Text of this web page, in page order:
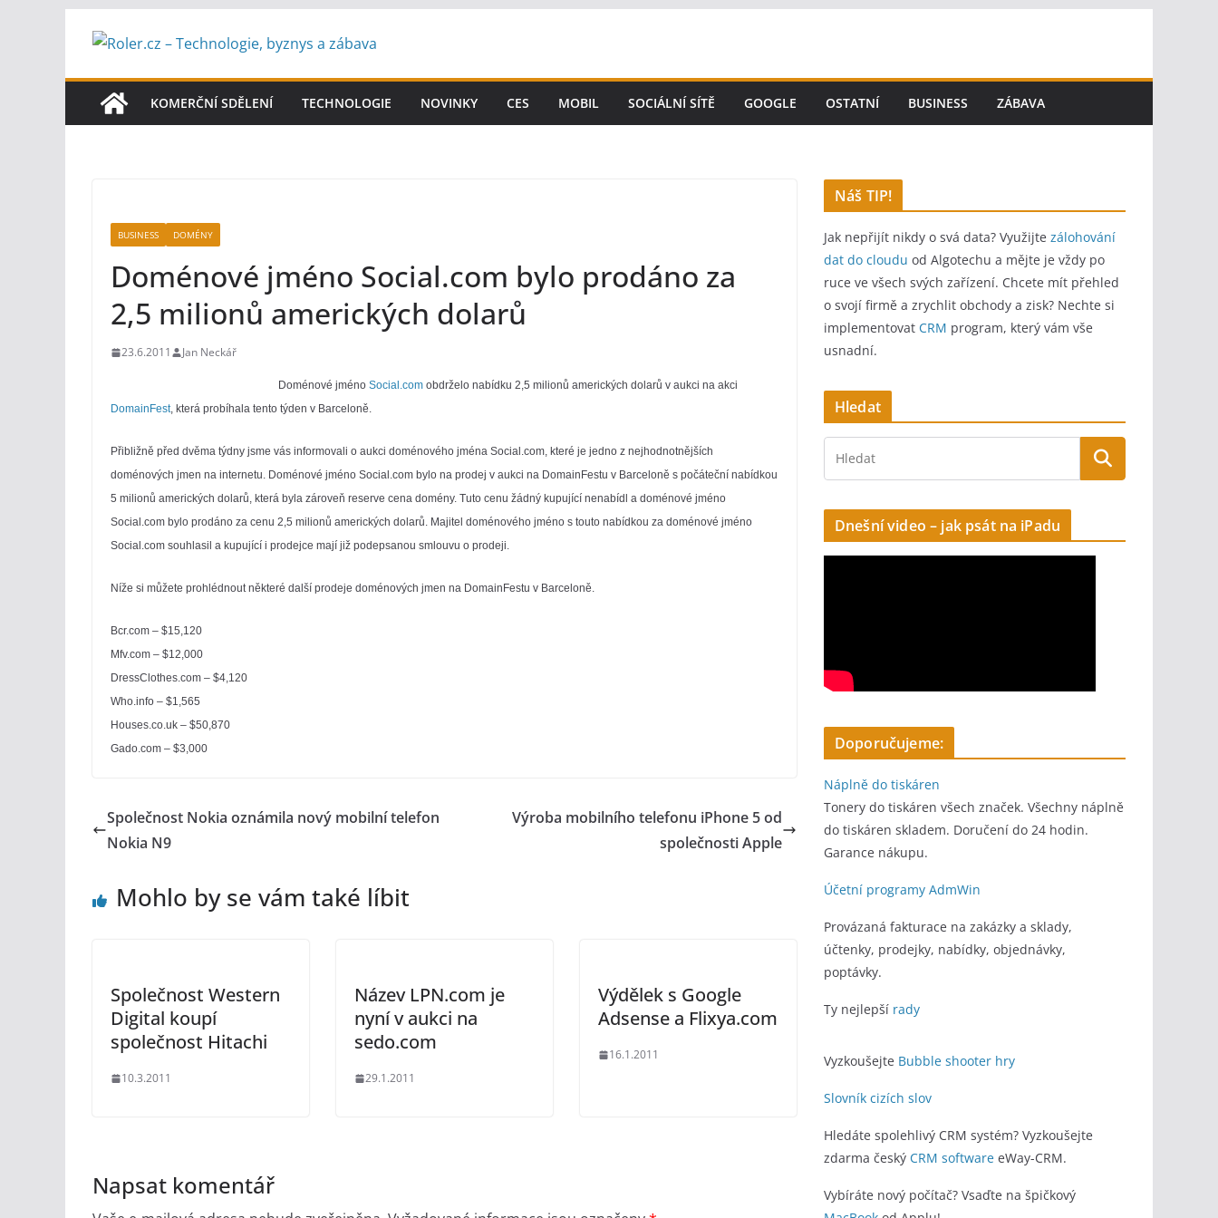
KOMERČNÍ SDĚLENÍ TECHNOLOGIE NOVINKY CES MOBIL SOCIÁLNÍ SÍTĚ GOOGLE OSTATNÍ BUSINESS ZÁBAVA
BUSINESS DOMÉNY
Doménové jméno Social.com bylo prodáno za
2,5 milionů amerických dolarů
23.6.2011 Jan Neckář
Doménové jméno Social.com obdrželo nabídku 2,5 milionů amerických dolarů v aukci na akci
DomainFest, která probíhala tento týden v Barceloně.
Přibližně před dvěma týdny jsme vás informovali o aukci doménového jména Social.com, které je jedno z nejhodnotnějších
doménových jmen na internetu. Doménové jméno Social.com bylo na prodej v aukci na DomainFestu v Barceloně s počáteční nabídkou
5 milionů amerických dolarů, která byla zároveň reserve cena domény. Tuto cenu žádný kupující nenabídl a doménové jméno
Social.com bylo prodáno za cenu 2,5 milionů amerických dolarů. Majitel doménového jméno s touto nabídkou za doménové jméno
Social.com souhlasil a kupující i prodejce mají již podepsanou smlouvu o prodeji.
Níže si můžete prohlédnout některé další prodeje doménových jmen na DomainFestu v Barceloně.
Bcr.com – $15,120
Mfv.com – $12,000
DressClothes.com – $4,120
Who.info – $1,565
Houses.co.uk – $50,870
Gado.com – $3,000
Společnost Nokia oznámila nový mobilní telefon
Nokia N9
Výroba mobilního telefonu iPhone 5 od
společnosti Apple
Mohlo by se vám také líbit
Společnost Western
Digital koupí
společnost Hitachi
10.3.2011
Název LPN.com je
nyní v aukci na
sedo.com
29.1.2011
Výdělek s Google
Adsense a Flixya.com
16.1.2011
Napsat komentář
Náš TIP!
Jak nepřijít nikdy o svá data? Využijte zálohování
dat do cloudu od Algotechu a mějte je vždy po
ruce ve všech svých zařízení. Chcete mít přehled
o svojí firmě a zrychlit obchody a zisk? Nechte si
implementovat CRM program, který vám vše
usnadní.
Hledat
Dnešní video – jak psát na iPadu
Doporučujeme:
Náplně do tiskáren
Tonery do tiskáren všech značek. Všechny náplně
do tiskáren skladem. Doručení do 24 hodin.
Garance nákupu.
Účetní programy AdmWin
Provázaná fakturace na zakázky a sklady,
účtenky, prodejky, nabídky, objednávky,
poptávky.
Ty nejlepší rady
Vyzkoušejte Bubble shooter hry
Slovník cizích slov
Hledáte spolehlivý CRM systém? Vyzkoušejte
zdarma český CRM software eWay-CRM.
Vybíráte nový počítač? Vsaďte na špičkový